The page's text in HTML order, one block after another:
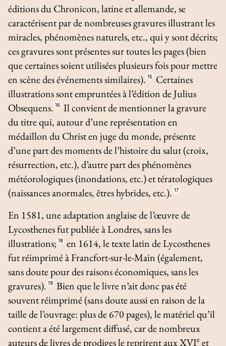
éditions duChronicon, latine et allemande, se
caractérisent par de nombreuses gravures illustrant les
miracles, phénomènes naturels, etc., qui y sont décrits;
ces gravures sont présentes sur toutes les pages (bien
que certaines soient utilisées plusieurs fois pour mettre
en scène des événements similaires). 15 Certaines
illustrations sont empruntées à l’édition de Julius
Obsequens. 16 Il convient de mentionner la gravure
du titre qui, autour d’une représentation en
médaillon du Christ en juge du monde, présente
d’une part des moments de l’histoire du salut (croix,
résurrection, etc.), d’autre part des phénomènes
météorologiques (inondations, etc.) et tératologiques
(naissances anormales, êtres hybrides, etc.). 17
En 1581, une adaptation anglaise de l’œuvre de
Lycosthenes fut publiée à Londres, sans les
illustrations; 18 en 1614, le texte latin de Lycosthenes
fut réimprimé à Francfort-sur-le-Main (également,
sans doute pour des raisons économiques, sans les
gravures). 19 Bien que le livre n’ait donc pas été
souvent réimprimé (sans doute aussi en raison de la
taille de l’ouvrage: plus de 670 pages), le matériel qu’il
contient a été largement diffusé, car de nombreux
auteurs de livres de prodiges le reprirent aux XVIe et